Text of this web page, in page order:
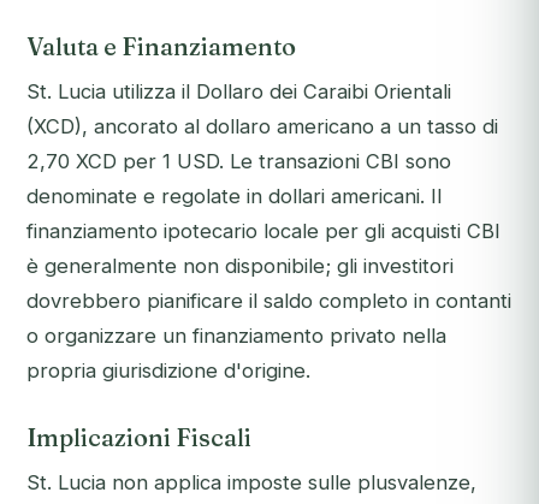
Valuta e Finanziamento
St. Lucia utilizza il Dollaro dei Caraibi Orientali
(XCD), ancorato al dollaro americano a un tasso di
2,70 XCD per 1 USD. Le transazioni CBI sono
denominate e regolate in dollari americani. Il
finanziamento ipotecario locale per gli acquisti CBI
è generalmente non disponibile; gli investitori
dovrebbero pianificare il saldo completo in contanti
o organizzare un finanziamento privato nella
propria giurisdizione d'origine.
Implicazioni Fiscali
St. Lucia non applica imposte sulle plusvalenze,